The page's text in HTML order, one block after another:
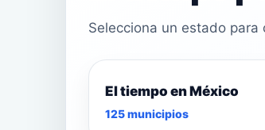
Selecciona un estado
El tiempo en México
125 municipios